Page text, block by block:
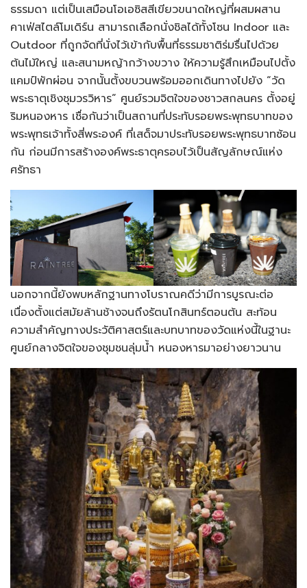
ธรรมดา แต่เป็นเสมือนโอเอซิสสีเขียวขนาดใหญ่ที่ผสมผสาน
คาเฟ่สไตล์โมเดิร์น สามารถเลือกนั่งชิลได้ทั้งโซน Indoor และ
Outdoor ที่ถูกจัดที่นั่งไว้เข้ากับพื้นที่ธรรมชาติร่มรื่นไปด้วย
ต้นไม้ใหญ่ และสนามหญ้ากว้างขวาง ให้ความรู้สึกเหมือนไปตั้ง
แคมป์พักผ่อน จากนั้นตั้งขบวนพร้อมออกเดินทางไปยัง “วัด
พระธาตุเชิงชุมวรวิหาร” ศูนย์รวมจิตใจของชาวสกลนคร ตั้งอยู่
ริมหนองหาร เชื่อกันว่าเป็นสถานที่ประทับรอยพระพุทธบาทของ
พระพุทธเจ้าทั้งสี่พระองค์ ที่เสด็จมาประทับรอยพระพุทธบาทซ้อน
กัน ก่อนมีการสร้างองค์พระธาตุครอบไว้เป็นสัญลักษณ์แห่ง
ศรัทธา
นอกจากนี้ยังพบหลักฐานทางโบราณคดีว่ามีการบูรณะต่อ
เนื่องตั้งแต่สมัยล้านช้างจนถึงรัตนโกสินทร์ตอนต้น สะท้อน
ความสำคัญทางประวัติศาสตร์และบทบาทของวัดแห่งนี้ในฐานะ
ศูนย์กลางจิตใจของชุมชนลุ่มน้ำ หนองหารมาอย่างยาวนาน